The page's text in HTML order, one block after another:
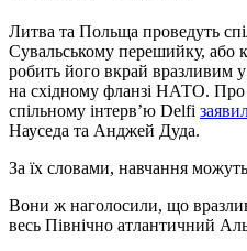
Литва та Польща проведуть
Сувальському перешийку, або
робить його вкрай вразливим у
на східному фланзі НАТО. Про
спільному інтерв’ю Delfi
Науседа та Анджей Дуда.
За їх словами, навчання
Вони ж наголосили, що
весь Північно атлантичний